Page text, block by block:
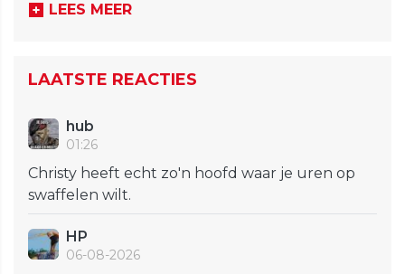
LEES MEER
LAATSTE REACTIES
hub
01:26
Christy heeft echt zo'n hoofd waar je uren op
swaffelen wilt.
HP
06-08-2026